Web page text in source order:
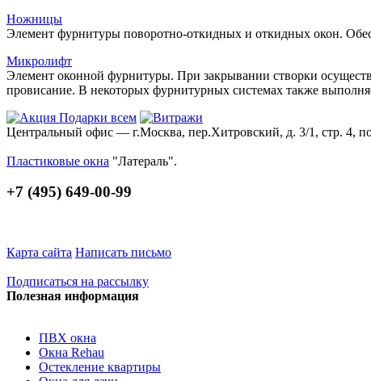
Ножницы
Элемент фурнитуры поворотно-откидных и откидных окон.
Микролифт
Элемент оконной фурнитуры. При закрывании створки
провисание. В некоторых фурнитурных системах также
Центральный офис — г.Москва, пер.Хитровский, д. 3/1, стр. 4,
Пластиковые окна "Латераль".
+7 (495) 649-00-99
Карта сайта Написать письмо
Подписаться на рассылку
Полезная информация
ПВХ окна
Окна Rehau
Остекление квартиры